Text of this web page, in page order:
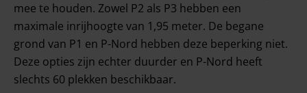
mee te houden. Zowel P2 als P3 hebben een
maximale inrijhoogte van 1,95 meter. De begane
grond van P1 en P-Nord hebben deze beperking niet.
Deze opties zijn echter duurder en P-Nord heeft
slechts 60 plekken beschikbaar.